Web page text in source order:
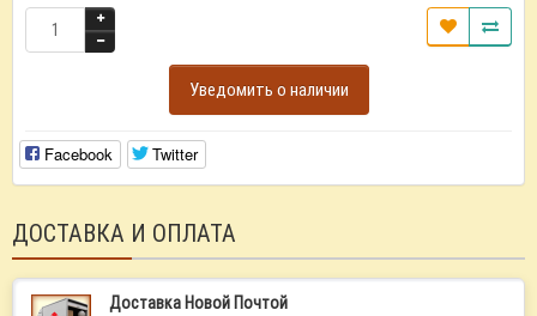
Уведомить о наличии
Facebook Twitter
ДОСТАВКА И ОПЛАТА
Доставка Новой Почтой